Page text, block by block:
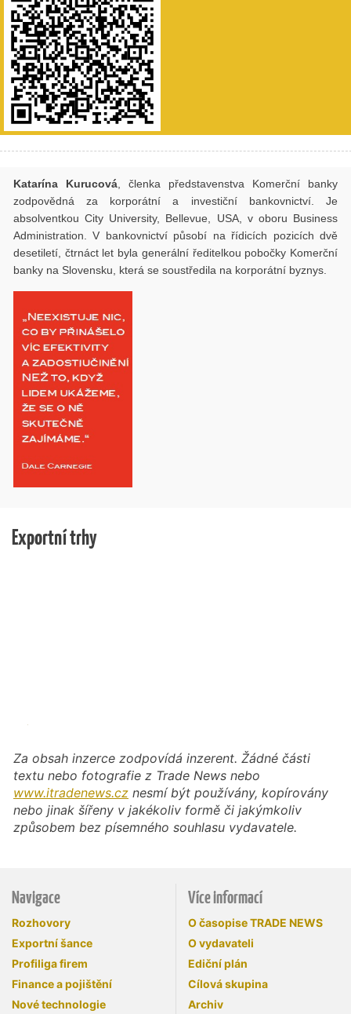
Katarína Kurucová , členka představenstva Komerční banky
zodpovědná za korporátní a investiční bankovnictví. Je
absolventkou City University, Bellevue, USA, v oboru Business
Administration. V bankovnictví působí na řídicích pozicích dvě
desetiletí, čtrnáct let byla generální ředitelkou pobočky Komerční
banky na Slovensku, která se soustředila na korporátní byznys.
Exportní trhy
Za obsah inzerce zodpovídá inzerent. Žádné části
textu nebo fotografie z Trade News nebo
www.itradenews.cz nesmí být používány, kopírovány
nebo jinak šířeny v jakékoliv formě či jakýmkoliv
způsobem bez písemného souhlasu vydavatele.
Navigace
Rozhovory
Exportní šance
Profiliga firem
Finance a pojištění
Nové technologie
Více informací
O časopise TRADE NEWS
O vydavateli
Ediční plán
Cílová skupina
Archiv